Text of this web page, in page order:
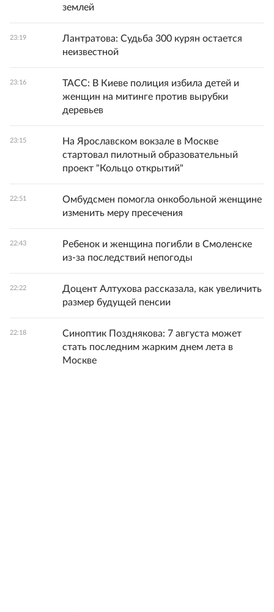
землей
23:19
Лантратова: Судьба 300 курян остается
неизвестной
23:16
ТАСС: В Киеве полиция избила детей и
женщин на митинге против вырубки
деревьев
23:15
На Ярославском вокзале в Москве
стартовал пилотный образовательный
проект "Кольцо открытий"
22:51
Омбудсмен помогла онкобольной женщине
изменить меру пресечения
22:43
Ребенок и женщина погибли в Смоленске
из-за последствий непогоды
22:22
Доцент Алтухова рассказала, как увеличить
размер будущей пенсии
22:18
Синоптик Позднякова: 7 августа может
стать последним жарким днем лета в
Москве